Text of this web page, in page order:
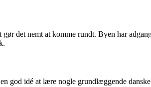
det nemt at komme rundt. Byen har
god idé at lære nogle grundlæggende